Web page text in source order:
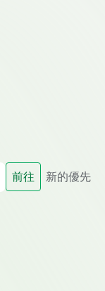
前往 新的優先